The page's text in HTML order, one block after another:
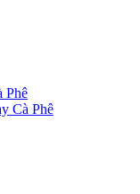
Phê
Cà Phê